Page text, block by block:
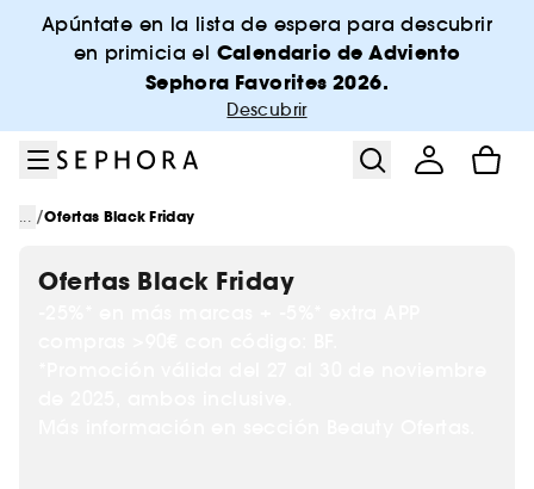
Ir al menú
Ir al contenido principal
Ir al pie de página
Apúntate en la lista de espera para descubrir
en primicia el Calendario de Adviento
Sephora Favorites 2026.
Descubrir
... /Ofertas Black Friday
Ofertas Black Friday